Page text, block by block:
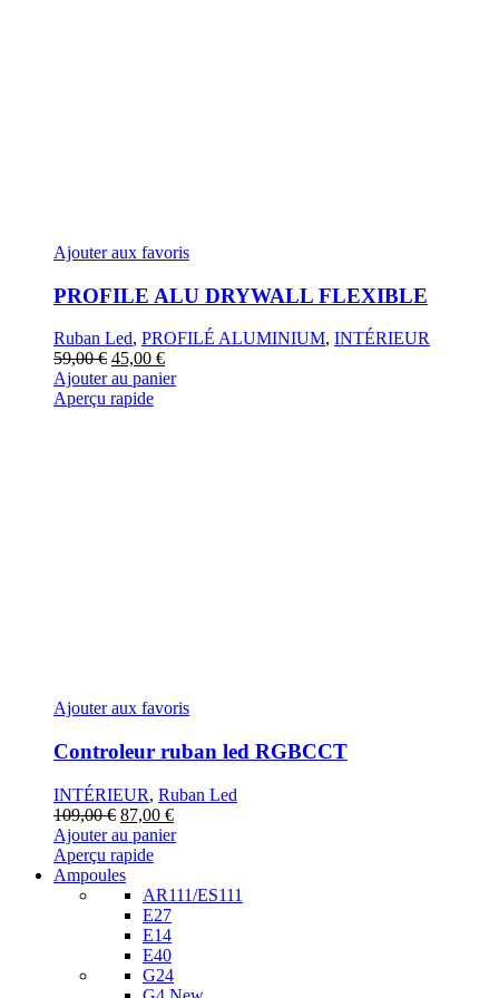
Ajouter aux favoris
PROFILE ALU DRYWALL FLEXIBLE
Ruban Led, PROFILÉ ALUMINIUM, INTÉRIEUR
59,00€ Le
prix
initial
45,00 €Le
prix
Ajouter au panier
Aperçu rapide
Ajouter aux favoris
Controleur ruban led RGBCCT
INTÉRIEUR, Ruban Led
109,00€ Le
prix
initial
était :
109,00 €.
87,00 €Le
prix
87,00 €.
Ajouter au panier
Aperçu rapide
Ampoules
AR111/ES111
E27
E14
E40
G24